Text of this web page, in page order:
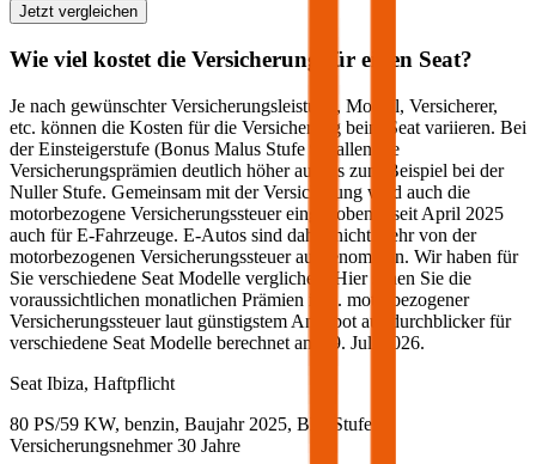
Jetzt vergleichen
Wie viel kostet die Versicherung für einen Seat?
Je nach gewünschter Versicherungsleistung, Modell, Versicherer,
etc. können die Kosten für die Versicherung beim
Seat variieren. Bei
der Einsteigerstufe (Bonus Malus Stufe 9) fallen die
Versicherungsprämien deutlich höher aus als zum Beispiel bei der
Nuller Stufe. Gemeinsam mit der Versicherung wird auch die
motorbezogene Versicherungssteuer eingehoben – seit April 2025
auch für E-Fahrzeuge. E-Autos sind daher nicht mehr von der
motorbezogenen Versicherungssteuer ausgenommen. Wir haben für
Sie verschiedene Seat Modelle verglichen. Hier sehen Sie die
voraussichtlichen monatlichen Prämien inkl. motorbezogener
Versicherungssteuer laut günstigstem Angebot auf durchblicker für
verschiedene Seat Modelle berechnet am 29. Juli 2026.
Seat Ibiza, Haftpflicht
80 PS/59 KW, benzin, Baujahr 2025, BM-Stufe
Versicherungsnehmer 30 Jahre